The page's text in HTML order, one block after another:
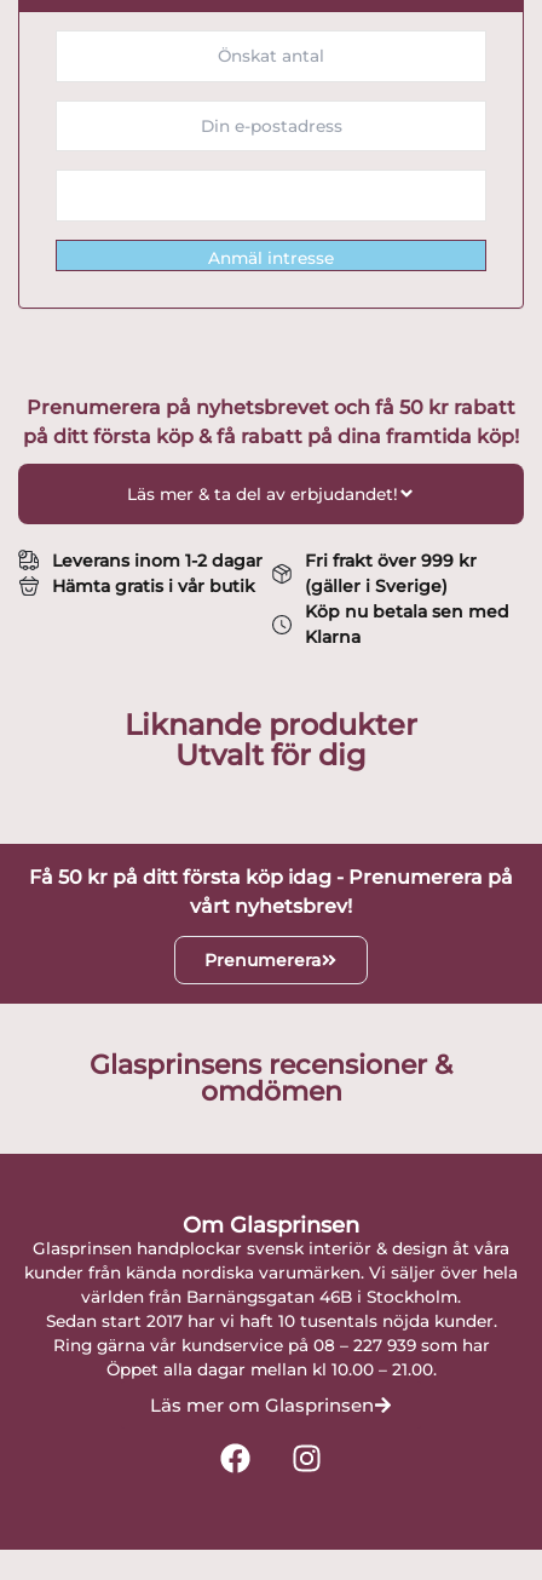
Anmäl intresse
Prenumerera på nyhetsbrevet och få 50 kr rabatt
på ditt första köp & få rabatt på dina framtida köp!
Läs mer & ta del av erbjudandet!
Leverans inom 1-2 dagar
Hämta gratis i vår butik
Fri frakt över 999 kr
(gäller i Sverige)
Köp nu betala sen med
Klarna
Liknande produkter
Utvalt för dig
Få 50 kr på ditt första köp idag - Prenumerera på
vårt nyhetsbrev!
Prenumerera
Glasprinsens recensioner &
omdömen
Om Glasprinsen
Glasprinsen handplockar svensk interiör & design åt våra
kunder från kända nordiska varumärken. Vi säljer över hela
världen från Barnängsgatan 46B i Stockholm.
Sedan start 2017 har vi haft 10 tusentals nöjda kunder.
Ring gärna vår kundservice på 08 – 227 939 som har
Öppet alla dagar mellan kl 10.00 – 21.00.
Läs mer om Glasprinsen
F
a
I
n